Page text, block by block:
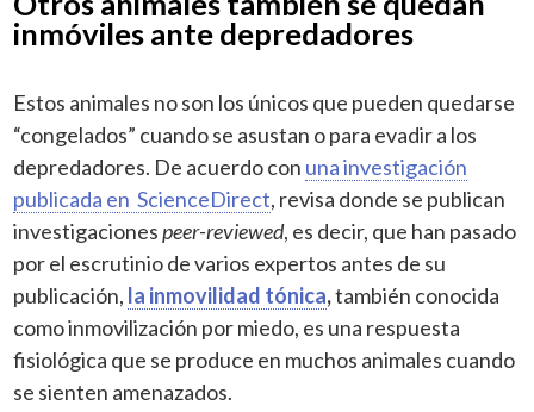
inmóviles ante depredadores
Estos animales no son los únicos que pueden quedarse
“congelados” cuando se asustan o para evadir a los
depredadores. De acuerdo con una investigación
publicada en ScienceDirect, revisa donde se publican
investigacionespeer-reviewed, es decir, que han pasado
por el escrutinio de varios expertos antes de su
publicación, la inmovilidad tónica,también conocida
como inmovilización por miedo, es una respuesta
fisiológica que se produce en muchos animales cuando
se sienten amenazados.